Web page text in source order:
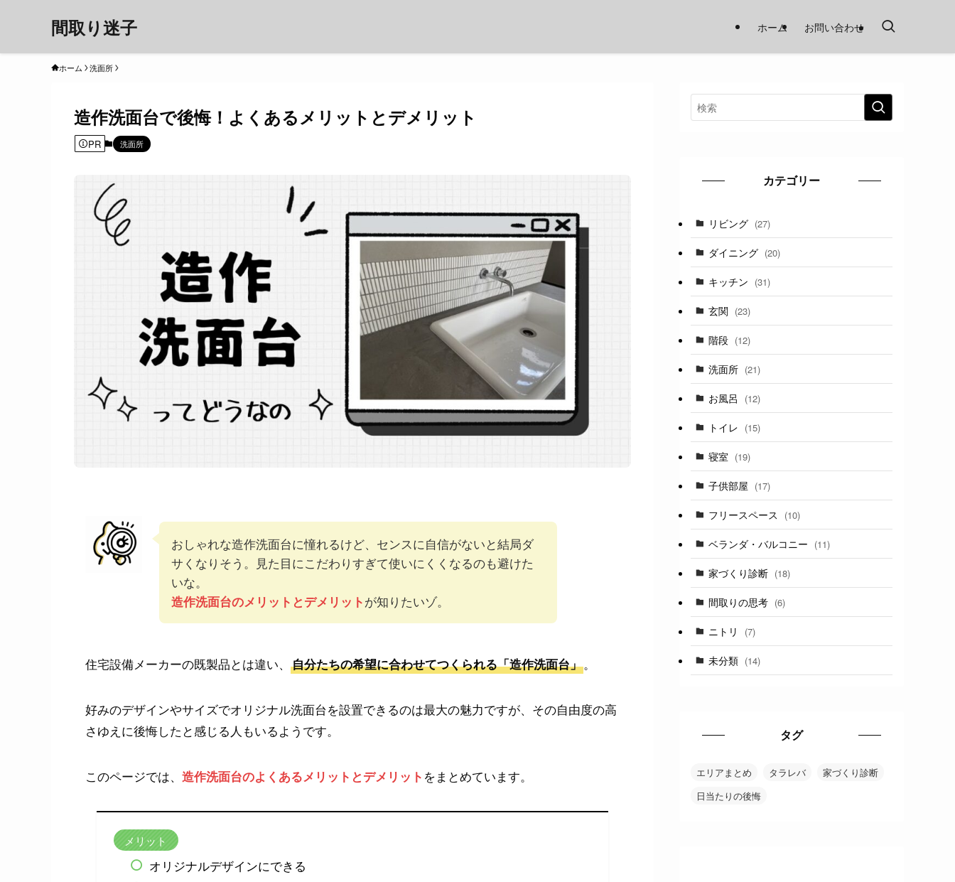
間取り迷子 ホーム お問い合わせ
ホーム 洗面所
造作洗面台で後悔！よくあるメリットとデメリット
PR 洗面所
おしゃれな造作洗面台に憧れるけど、センスに自信がないと結局ダ
サくなりそう。見た目にこだわりすぎて使いにくくなるのも避けた
いな。
造作洗面台のメリットとデメリットが知りたいゾ。
住宅設備メーカーの既製品とは違い、 自分たちの希望に合わせてつくられる「造作洗面台」。
好みのデザインやサイズでオリジナル洗面台を設置できるのは最大の魅力ですが、その自由度の高
さゆえに後悔したと感じる人もいるようです。
このページでは、 造作洗面台のよくあるメリットとデメリット をまとめています。
メリット
オリジナルデザインにできる
カテゴリー
リビング (27)
ダイニング (20)
キッチン (31)
玄関 (23)
階段 (12)
洗面所 (21)
お風呂 (12)
トイレ (15)
寝室 (19)
子供部屋 (17)
フリースペース (10)
ベランダ・バルコニー (11)
家づくり診断 (18)
間取りの思考 (6)
ニトリ (7)
未分類 (14)
タグ
エリアまとめ タラレバ
家づくり診断
日当たりの後悔